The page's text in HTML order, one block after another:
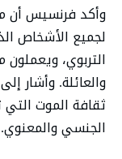
وأكد فرنسيس أن
لجميع الأشخاص
التربوي،
والعائلة. وأشار
ثقافة الموت
الجنسي والمعنوي.